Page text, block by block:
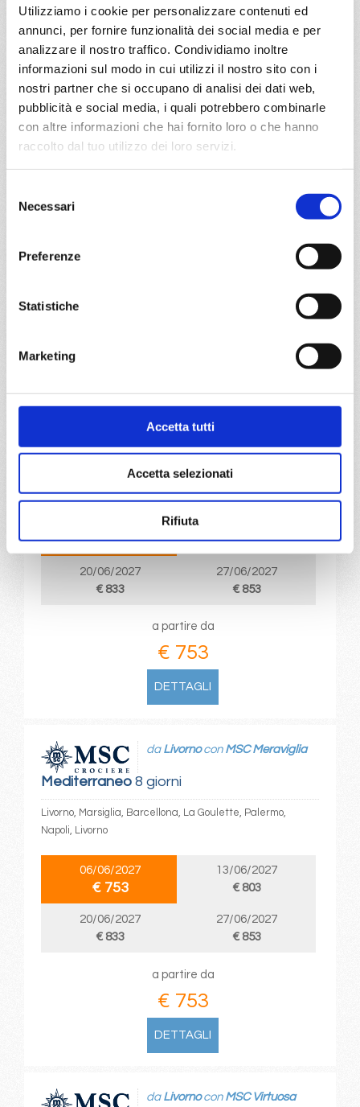
Utilizziamo i cookie per personalizzare contenuti ed
annunci, per fornire funzionalità dei social media e per
analizzare il nostro traffico. Condividiamo inoltre
informazioni sul modo in cui utilizzi il nostro sito con i
nostri partner che si occupano di analisi dei dati web,
pubblicità e social media, i quali potrebbero combinarle
con altre informazioni che hai fornito loro o che hanno
raccolto dal tuo utilizzo dei loro servizi.
delNecessari
Preferenze
Statistiche
Marketing
Accetta tutti
Accetta selezionati
Rifiuta
Mediterraneo 8 giorni
daNapoliconMSC Virtuosa
Napoli, Livorno, Marsiglia, Barcellona, La Goulette,
Palermo, Napoli, Provence(marseilles)
8 giorni
€ 753
€ 803
20/06/2027
€ 833
27/06/2027
€ 853
a partire da
€ 753
DETTAGLI
Mediterraneo8 giorni
da Livornocon MSC Meraviglia
Livorno, Marsiglia, Barcellona, La Goulette, Palermo,
Napoli, Livorno
06/06/2027
€ 753
13/06/2027
€ 803
20/06/2027
€ 833
27/06/2027
€ 853
a partire da
€ 753
DETTAGLI
da Livornocon MSC Virtuosa